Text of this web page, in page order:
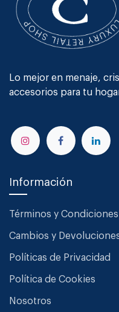
Lo mejor en menaje,
accesorios para tu
Información
Términos y Condiciones
Cambios y
Políticas de Privacidad
Política de Cookies
Nosotros